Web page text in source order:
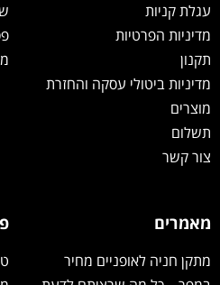
שומר חניה
פסים נגד החלקה
טלפון: 072-3951224